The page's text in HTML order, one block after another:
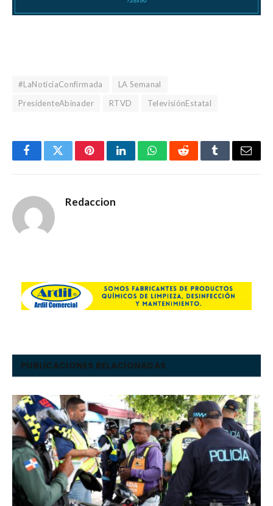
#LaNoticiaConfirmada
LA Semanal
PresidenteAbinader
RTVD TelevisiónEstatal
FacebookGorjeoPinterestLinkedInWhatsAppRedditTumblr
Redaccion
PUBLICACIONES RELACIONADAS